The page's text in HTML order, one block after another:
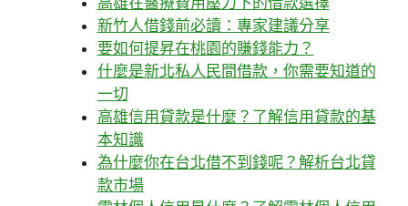
新竹人借錢前必讀：專家建議分享
要如何提昇在桃園的賺錢能力？
什麼是新北私人民間借款，你需要知道的
一切
高雄信用貸款是什麼？了解信用貸款的基
本知識
為什麼你在台北借不到錢呢？解析台北貸
款市場